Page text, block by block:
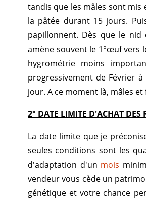
tandis que les mâles sont mis
la pâtée durant 15 jours.
papillonnent. Dès que le
amène souvent le 1°œuf vers
hygrométrie moins
progressivement de Février
jour. A ce moment là, mâles
2° DATE LIMITE D'ACHAT DES
La date limite que je
seules conditions sont les
d'adaptation d'un mois
vendeur vous cède un
génétique et votre chance